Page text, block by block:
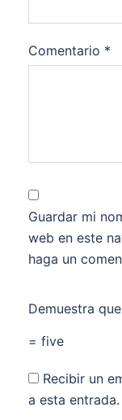
Comentario *
Guardar mi
web en este
haga un
Demuestra
= five
Recibir un
a esta entrada.